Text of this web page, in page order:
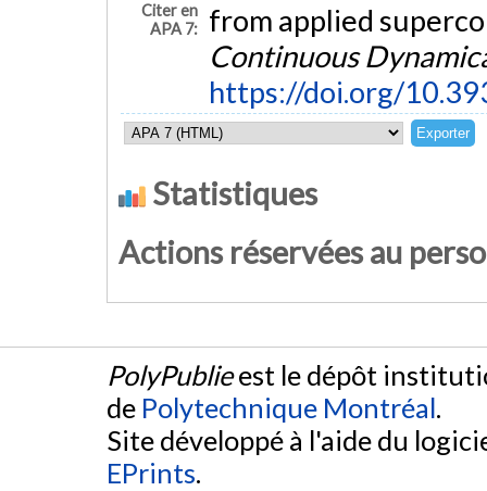
Citer en
APA 7:
from applied
Continuous
https://doi.org/
Statistiques
Actions réservées au
PolyPublieest le dépôt
de Polytechnique Montréal.
Site développé à l'aide du
EPrints.